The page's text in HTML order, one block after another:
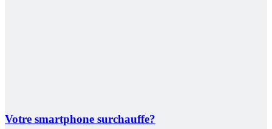
Votre smartphone surchauffe?